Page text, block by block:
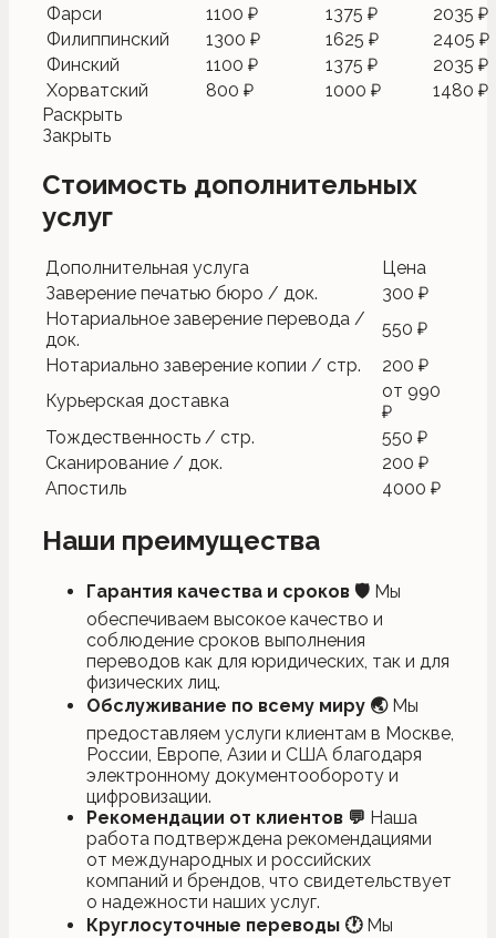
Фарси
1100 ₽ 1375 ₽
2035 ₽
Филиппинский
1300 ₽ 1625 ₽
2405 ₽
Финский
1100 ₽ 1375 ₽
2035 ₽
Хорватский
800 ₽ 1000 ₽
1480 ₽
Раскрыть
Закрыть
Стоимость дополнительных
услуг
Дополнительная услуга
Цена
Заверение печатью бюро / док.
300 ₽
Нотариальное заверение перевода /
док.
550 ₽
Нотариально заверение копии / стр.
200 ₽
Курьерская доставка
от 990
₽
Тождественность / стр.
550 ₽
Сканирование / док.
200 ₽
Апостиль
4000 ₽
Наши преимущества
Гарантия качества и сроков 🛡 Мы
обеспечиваем высокое качество и
соблюдение сроков выполнения
переводов как для юридических, так и для
физических лиц.
Обслуживание по всему миру 🌏Мы
предоставляем услуги клиентам в Москве,
России, Европе, Азии и США благодаря
электронному документообороту и
цифровизации.
Рекомендации от клиентов 💬 Наша
работа подтверждена рекомендациями
от международных и российских
компаний и брендов, что свидетельствует
о надежности наших услуг.
Круглосуточные переводы 🕐Мы